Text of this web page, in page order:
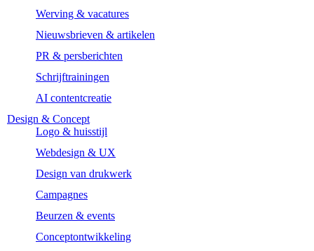
Werving & vacatures
Nieuwsbrieven & artikelen
PR & persberichten
Schrijftrainingen
AI contentcreatie
Design & Concept
Logo & huisstijl
Webdesign & UX
Design van drukwerk
Campagnes
Beurzen & events
Conceptontwikkeling